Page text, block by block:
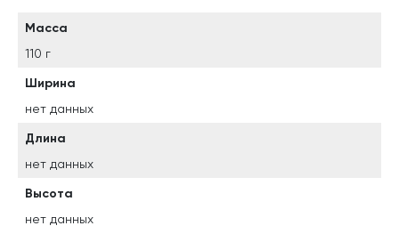
Масса
110 г
Ширина
нет данных
Длина
нет данных
Высота
нет данных